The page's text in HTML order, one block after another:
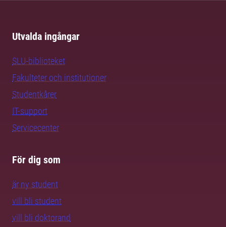
Utvalda ingångar
SLU-biblioteket
Fakulteter och institutioner
Studentkårer
IT-support
Servicecenter
För dig som
är ny student
vill bli student
vill bli doktorand